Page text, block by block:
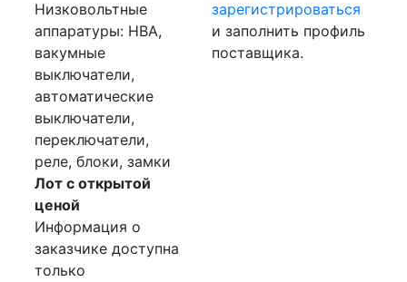
Низковольтные
аппаратуры: НВА,
вакумные
выключатели,
автоматические
выключатели,
переключатели,
реле, блоки, замки
Лот с открытой
ценой
Информация о
заказчике доступна
только
зарегистрироваться
и заполнить профиль
поставщика.